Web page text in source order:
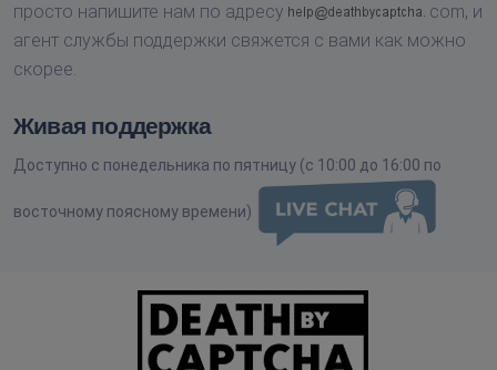
просто напишите нам по адресу
com, и
агент службы поддержки свяжется с вами как можно
скорее.
Живая поддержка
Доступно с понедельника по пятницу (с 10:00 до 16:00 по
восточному поясному времени)